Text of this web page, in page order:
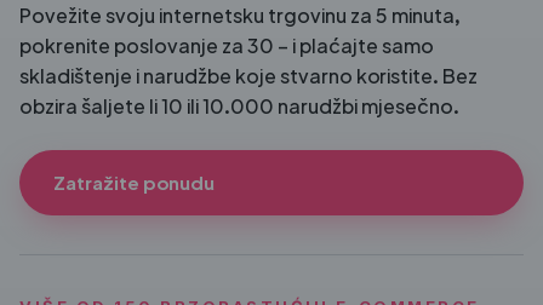
Povežite svoju internetsku trgovinu za 5 minuta,
pokrenite poslovanje za 30 – i plaćajte samo
skladištenje i narudžbe koje stvarno koristite. Bez
obzira šaljete li 10 ili 10.000 narudžbi mjesečno.
Zatražite ponudu